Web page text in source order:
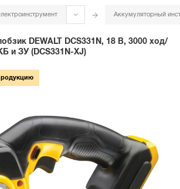
Аккумуляторный
DEWALT DCS331N, 18 В, 3000 ход/
и ЗУ (DCS331N-XJ)